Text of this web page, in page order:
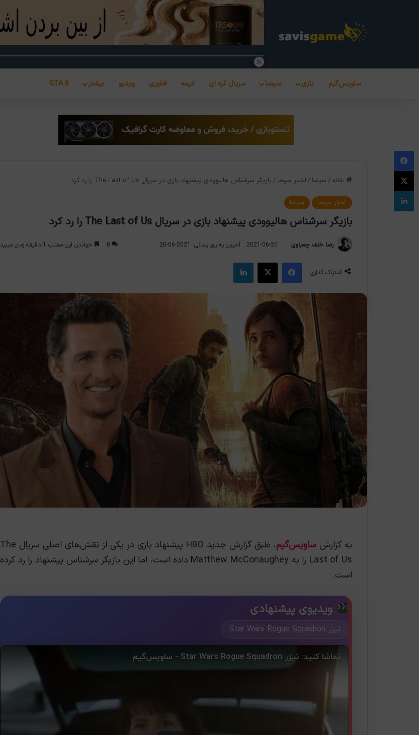
ساویس‌گیم بازی سینما سریال کره ای انیمه فناوری ویدیو بیشتر GTA 6
خانه / سینما / اخبار سینما / بازیگر سرشناس هالیوودی پیشنهاد بازی در سریال The Last of Us را رد کرد
اخبار سینما سینما
بازیگر سرشناس هالیوودی پیشنهاد بازی در سریال The Last of Us را رد کرد
رضا خلف چعباوی 2021-06-20 آخرین به روز رسانی: 2021-06-20 0 خواندن این مطلب 1 دقیقه زمان میبرد
اشتراک گذاری
فیس بوک X لینکدین
به گزارش ساویس‌گیم
، طبق گزارش جدید HBO پیشنهاد بازی در یکی از نقش‌های اصلی سریال The
Last of Us را به Matthew McConaughey داده است، اما این بازیگر سرشناس پیشنهاد را رد کرده
است.
ویدیوی پیشنهادی
تیزر Star Wars Rogue Squadron
فیس بوک
X
لینکدین